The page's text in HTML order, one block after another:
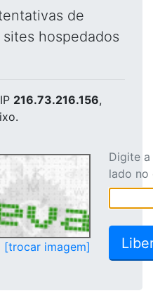
de
hospedados
216.73.216.156,
[trocar imagem]
Digite
lado no